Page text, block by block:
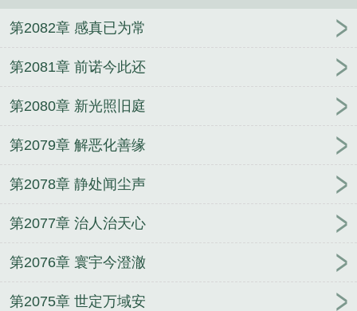
第2082章 感真已为常
第2081章 前诺今此还
第2080章 新光照旧庭
第2079章 解恶化善缘
第2078章 静处闻尘声
第2077章 治人治天心
第2076章 寰宇今澄澈
第2075章 世定万域安